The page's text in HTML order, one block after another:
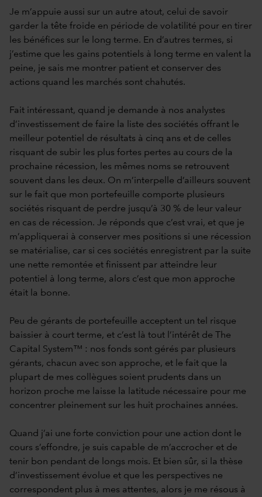
Je m’appuie aussi sur un autre atout, celui de savoir
garder la tête froide en période de volatilité pour en tirer
les bénéfices sur le long terme. En d’autres termes, si
j’estime que les gains potentiels à long terme en valent la
peine, je sais me montrer patient et conserver des
actions quand les marchés sont chahutés.
Fait intéressant, quand je demande à nos analystes
d’investissement de faire la liste des sociétés offrant le
meilleur potentiel de résultats à cinq ans et de celles
risquant de subir les plus fortes pertes au cours de la
prochaine récession, les mêmes noms se retrouvent
souvent dans les deux. On m’interpelle d’ailleurs souvent
sur le fait que mon portefeuille comporte plusieurs
sociétés risquant de perdre jusqu’à 30 % de leur valeur
en cas de récession. Je réponds que c’est vrai, et que je
m’appliquerai à conserver mes positions si une récession
se matérialise, car si ces sociétés enregistrent par la suite
une nette remontée et finissent par atteindre leur
potentiel à long terme, alors c’est que mon approche
était la bonne.
Peu de gérants de portefeuille acceptent un tel risque
baissier à court terme, et c’est là tout l’intérêt de The
Capital System™ : nos fonds sont gérés par plusieurs
gérants, chacun avec son approche, et le fait que la
plupart de mes collègues soient prudents dans un
horizon proche me laisse la latitude nécessaire pour me
concentrer pleinement sur les huit prochaines années.
Quand j’ai une forte conviction pour une action dont le
cours s’effondre, je suis capable de m’accrocher et de
tenir bon pendant de longs mois. Et bien sûr, si la thèse
d’investissement évolue et que les perspectives ne
correspondent plus à mes attentes, alors je me résous à